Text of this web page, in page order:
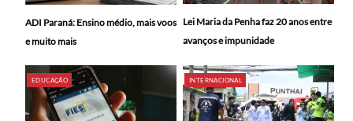
ADI Paraná: Ensino médio, mais voos
e muito mais
Lei Maria da Penha faz 20 anos entre
avanços e impunidade
EDUCAÇÃO INTERNACIONAL